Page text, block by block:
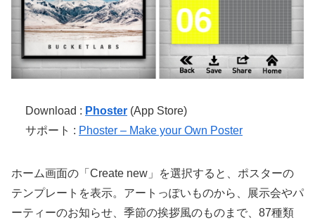
Download : Phoster (App Store)
サポート : Phoster – Make your Own Poster
ホーム画面の「Create new」を選択すると、ポスターの
テンプレートを表示。アートっぽいものから、展示会やパ
ーティーのお知らせ、季節の挨拶風のものまで、87種類